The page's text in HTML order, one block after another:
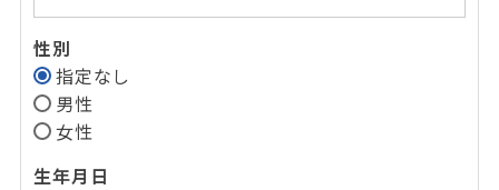
須)
性別
指定なし
男性
女性
生年月日